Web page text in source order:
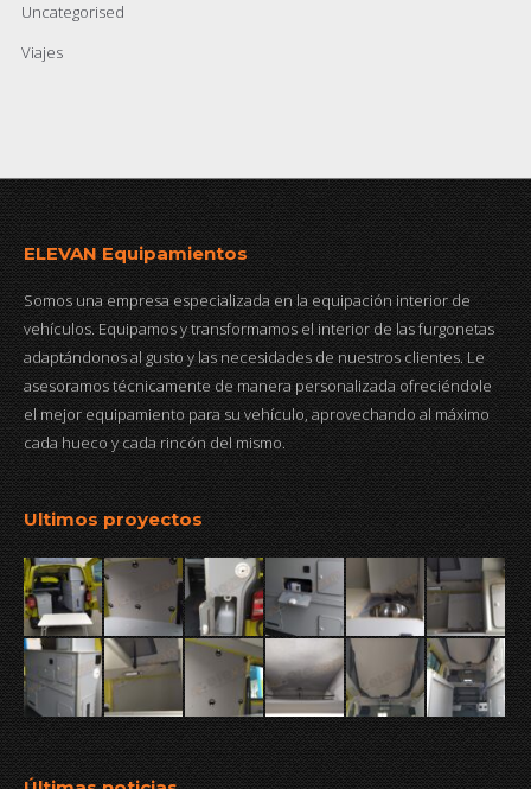
Uncategorised
Viajes
ELEVAN Equipamientos
Somos una empresa especializada en la equipación interior de
vehículos. Equipamos y transformamos el interior de las furgonetas
adaptándonos al gusto y las necesidades de nuestros clientes. Le
asesoramos técnicamente de manera personalizada ofreciéndole
el mejor equipamiento para su vehículo, aprovechando al máximo
cada hueco y cada rincón del mismo.
Ultimos proyectos